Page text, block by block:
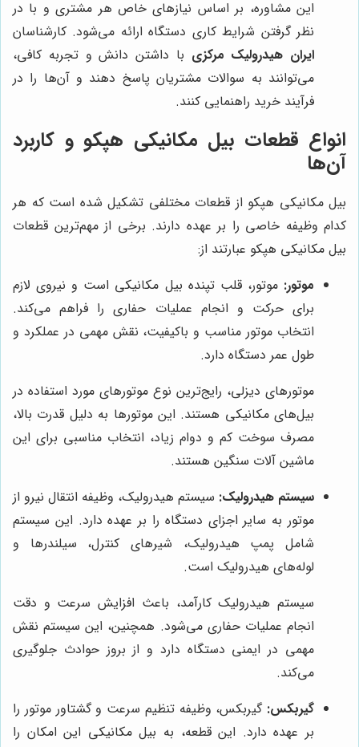
این مشاوره، بر اساس نیازهای خاص هر مشتری و با در
نظر گرفتن شرایط کاری دستگاه ارائه می‌شود. کارشناسان
ایران هیدرولیک مرکزی با داشتن دانش و تجربه کافی،
می‌توانند به سوالات مشتریان پاسخ دهند و آن‌ها را در
فرآیند خرید راهنمایی کنند.
انواع قطعات بیل مکانیکی هپکو و کاربرد
آن‌ها
بیل مکانیکی هپکو از قطعات مختلفی تشکیل شده است که هر
کدام وظیفه خاصی را بر عهده دارند. برخی از مهم‌ترین قطعات
بیل مکانیکی هپکو عبارتند از:
موتور: موتور، قلب تپنده بیل مکانیکی است و نیروی لازم
برای حرکت و انجام عملیات حفاری را فراهم می‌کند.
انتخاب موتور مناسب و باکیفیت، نقش مهمی در عملکرد و
طول عمر دستگاه دارد.
موتورهای دیزلی، رایج‌ترین نوع موتورهای مورد استفاده در
بیل‌های مکانیکی هستند. این موتورها به دلیل قدرت بالا،
مصرف سوخت کم و دوام زیاد، انتخاب مناسبی برای این
ماشین آلات سنگین هستند.
سیستم هیدرولیک: سیستم هیدرولیک، وظیفه انتقال نیرو از
موتور به سایر اجزای دستگاه را بر عهده دارد. این سیستم
شامل پمپ هیدرولیک، شیرهای کنترل، سیلندرها و
لوله‌های هیدرولیک است.
سیستم هیدرولیک کارآمد، باعث افزایش سرعت و دقت
انجام عملیات حفاری می‌شود. همچنین، این سیستم نقش
مهمی در ایمنی دستگاه دارد و از بروز حوادث جلوگیری
می‌کند.
گیربکس: گیربکس، وظیفه تنظیم سرعت و گشتاور موتور را
بر عهده دارد. این قطعه، به بیل مکانیکی این امکان را